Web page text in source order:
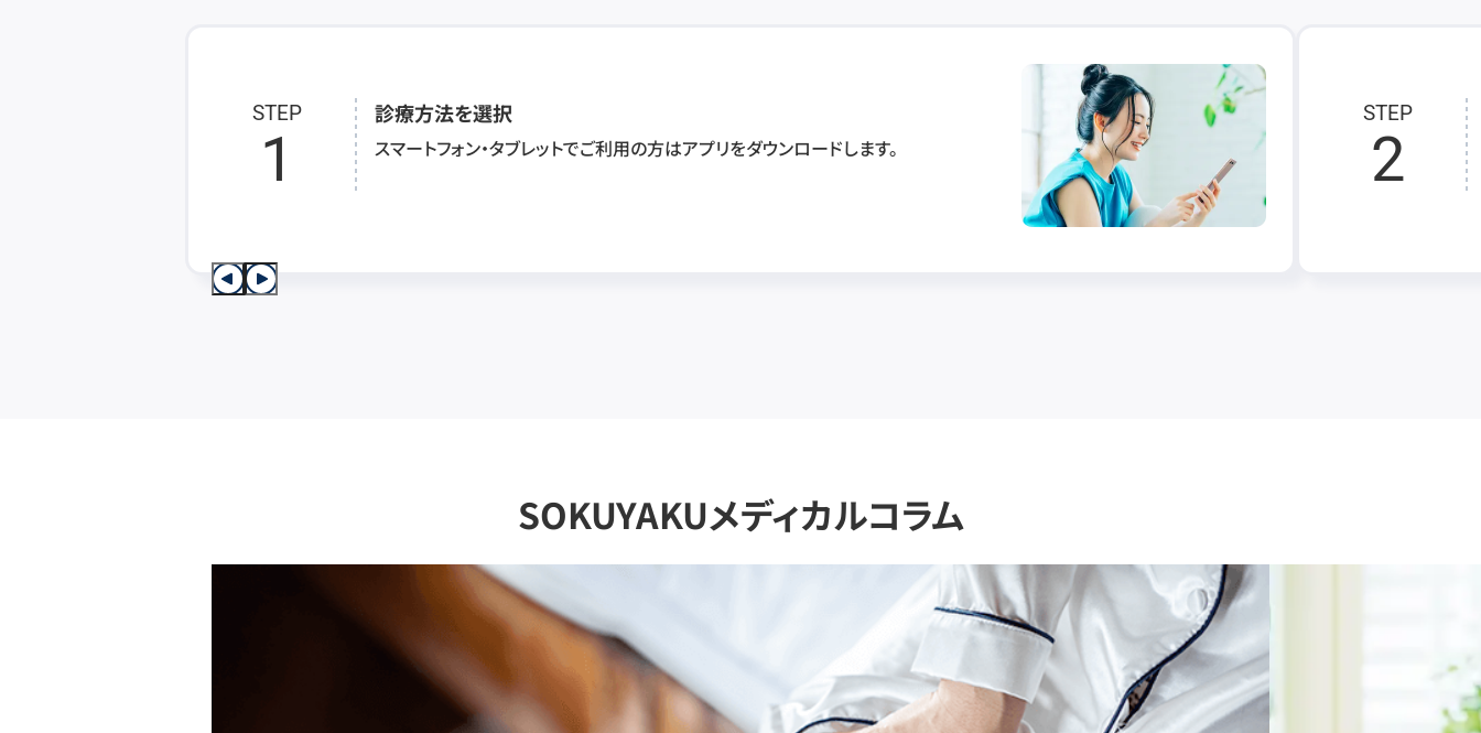
STEP
1
診療方法を選択
スマートフォン・タブレットでご利用の方はアプリをダウンロードします。
STEP
2
SOKUYAKUメディカルコラム